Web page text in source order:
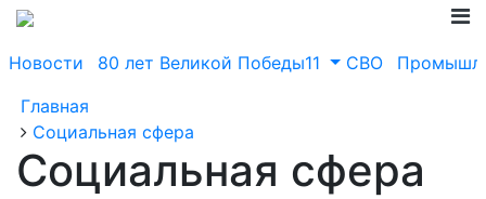
Новости 80 лет Великой Победы11 СВО
Главная
Социальная сфера
Социальная сфера